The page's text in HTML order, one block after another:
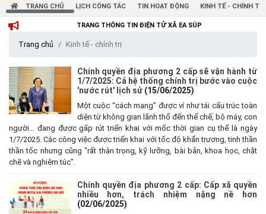
TRANG CHỦ LỊCH CÔNG TÁC TIN HOẠT ĐỘNG KINH TẾ - CHÍNH TRỊ
TRANG THÔNG TIN ĐIỆN TỬ XÃ EA SÚP
Trang chủ Kinh tế - chính trị
Chính quyền địa phương 2 cấp sẽ vận hành từ
1/7/2025: Cả hệ thống chính trị bước vào cuộc
'nước rút' lịch sử (15/06/2025)
Một cuộc “cách mạng” được ví như tái cấu trúc toàn
diện từ không gian lãnh thổ đến thể chế, bộ máy, con
người... đang được gấp rút triển khai với mốc thời gian cụ thể là ngày
1/7/2025. Các công việc được triển khai với tốc độ khẩn trương, tinh thần
thần tốc nhưng cũng "rất thận trọng, kỹ lưỡng, bài bản, khoa học, chặt
chẽ và nghiêm túc".
Chính quyền địa phương 2 cấp: Cấp xã quyền
nhiều hơn, trách nhiệm nặng nề hơn
(02/06/2025)